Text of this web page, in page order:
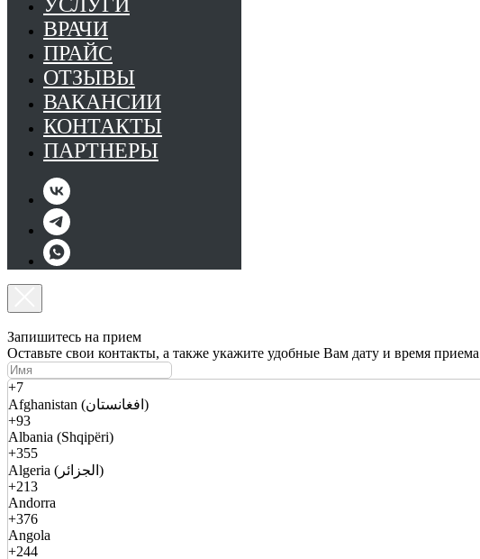
УСЛУГИ
ВРАЧИ
ПРАЙС
ОТЗЫВЫ
ВАКАНСИИ
КОНТАКТЫ
ПАРТНЕРЫ
Запишитесь на прием
Оставьте свои контакты, а также укажите удобные Вам дату и время приема
+7
Afghanistan (افغانستان)
+93
Albania (Shqipëri)
+355
Algeria (الجزائر)
+213
Andorra
+376
Angola
+244